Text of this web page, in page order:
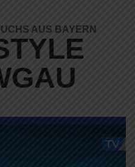
AUS BAYERN